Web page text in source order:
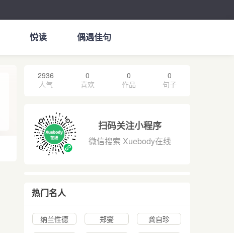
悦读 偶遇佳句
2936
人气
0
喜欢
0
作品
0
句子
扫码关注小程序
微信搜索 Xuebody在线
热门名人
纳兰性德 郑燮
龚自珍